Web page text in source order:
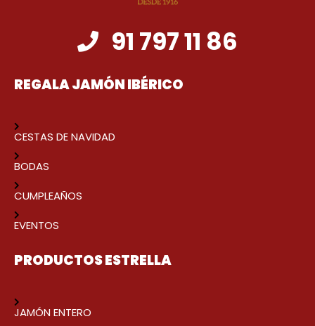
91 797 11 86
REGALA JAMÓN IBÉRICO
CESTAS DE NAVIDAD
BODAS
CUMPLEAÑOS
EVENTOS
PRODUCTOS ESTRELLA
JAMÓN ENTERO